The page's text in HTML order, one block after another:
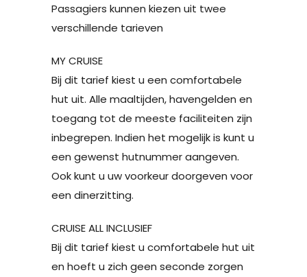
Passagiers kunnen kiezen uit twee
verschillende tarieven
MY CRUISE
Bij dit tarief kiest u een comfortabele
hut uit. Alle maaltijden, havengelden en
toegang tot de meeste faciliteiten zijn
inbegrepen. Indien het mogelijk is kunt u
een gewenst hutnummer aangeven.
Ook kunt u uw voorkeur doorgeven voor
een dinerzitting.
CRUISE ALL INCLUSIEF
Bij dit tarief kiest u comfortabele hut uit
en hoeft u zich geen seconde zorgen